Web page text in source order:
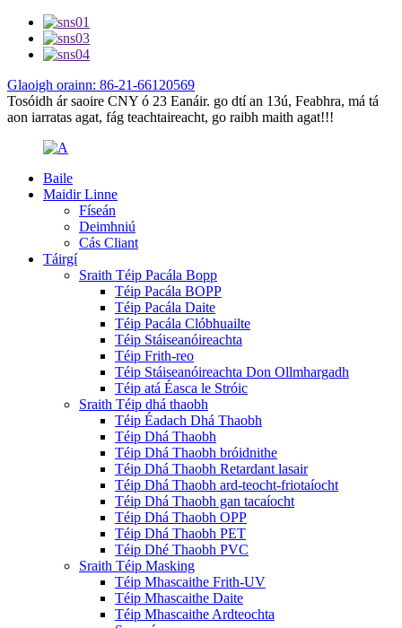
Glaoigh orainn: 86-21-66120569
Tosóidh ár saoire CNY ó 23 Eanáir. go dtí an 13ú, Feabhra, má tá
aon iarratas agat, fág teachtaireacht, go raibh maith agat!!!
Baile
Maidir Linne
Físeán
Deimhniú
Cás Cliant
Táirgí
Sraith Téip Pacála Bopp
Téip Pacála BOPP
Téip Pacála Daite
Téip Pacála Clóbhuailte
Téip Stáiseanóireachta
Téip Frith-reo
Téip Stáiseanóireachta Don Ollmhargadh
Téip atá Éasca le Stróic
Sraith Téip dhá thaobh
Téip Éadach Dhá Thaobh
Téip Dhá Thaobh
Téip Dhá Thaobh bróidnithe
Téip Dhá Thaobh Retardant lasair
Téip Dhá Thaobh ard-teocht-friotaíocht
Téip Dhá Thaobh gan tacaíocht
Téip Dhá Thaobh OPP
Téip Dhá Thaobh PET
Téip Dhé Thaobh PVC
Sraith Téip Masking
Téip Mhascaithe Frith-UV
Téip Mhascaithe Daite
Téip Mhascaithe Ardteochta